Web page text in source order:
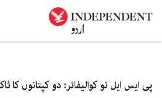
پی ایس ایل نو کوالیفائر: دو کپتانوں کا